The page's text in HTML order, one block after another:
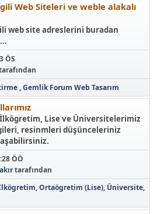
Web Siteleri ve weble alakalı
web site adreslerini buradan
ÖS
Gemlik Forum Web Tasarım
Lise ve Üniversitelerimiz
resinmleri düşünceleriniz
ÖÖ
tarafından
Ortaögretim (Lise) Üniversite